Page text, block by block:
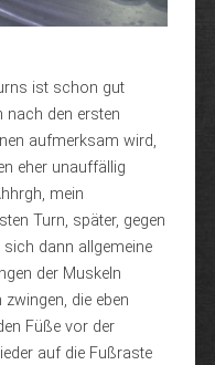
ist schon gut
nach den ersten
aufmerksam wird,
eher unauffällig
mein
Turn, später, gegen
dann allgemeine
der Muskeln
die eben
Füße vor der
auf die Fußraste